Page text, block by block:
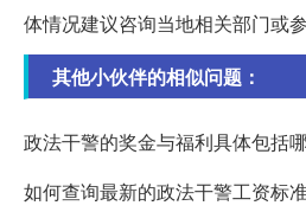
体情况建议咨询当地相关部门或
其他小伙伴的相似问题：
政法干警的奖金与福利具体包括
如何查询最新的政法干警工资标